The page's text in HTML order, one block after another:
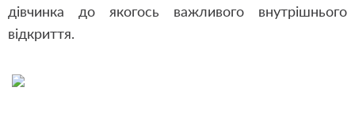
дівчинка до якогось важливого внутрішнього
відкриття.